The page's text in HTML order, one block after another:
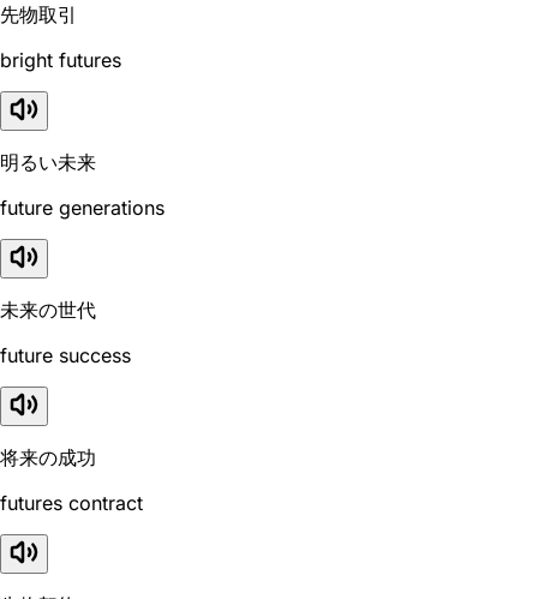
先物取引
bright futures
明るい未来
future generations
未来の世代
future success
将来の成功
futures contract